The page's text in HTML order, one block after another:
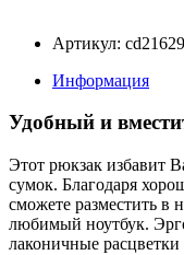
Артикул:
Информация
Удобный и
Этот рюкзак избавит
сумок. Благодаря
сможете разместить в
любимый ноутбук.
лаконичные расцветки